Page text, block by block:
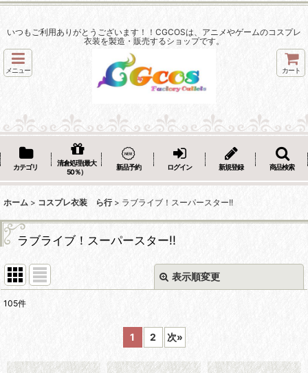
いつもご利用ありがとうございます！！CGCOSは、アニメやゲームのコスプレ
衣装を製造・販売するショップです。
メニュー カート
カテゴリ
清倉処理(最大
50％）
新品予約 ログイン 新規登録 商品検索
ホーム > コスプレ衣装 ら行 > ラブライブ！スーパースター!!
ラブライブ！スーパースター!!
表示順変更
105件
1 2 次»